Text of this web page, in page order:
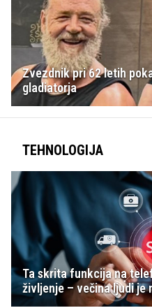
Zvezdnik pri 62 letih
gladiatorja
TEHNOLOGIJA
Ta skrita funkcija na
življenje – večina ljudi je